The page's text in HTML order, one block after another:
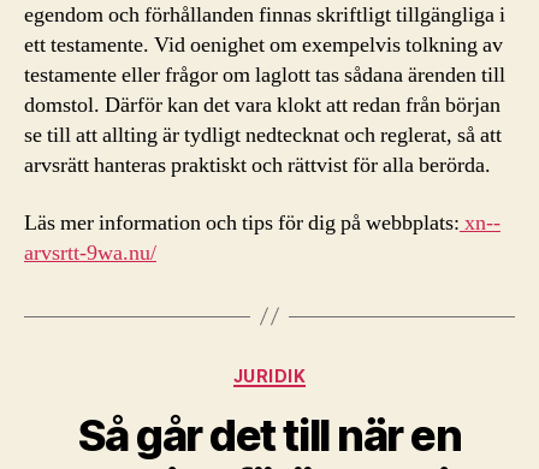
egendom och förhållanden finnas skriftligt tillgängliga i
ett testamente. Vid oenighet om exempelvis tolkning av
testamente eller frågor om laglott tas sådana ärenden till
domstol. Därför kan det vara klokt att redan från början
se till att allting är tydligt nedtecknat och reglerat, så att
arvsrätt hanteras praktiskt och rättvist för alla berörda.
Läs mer information och tips för dig på webbplats: xn--
arvsrtt-9wa.nu/
Kategorier
JURIDIK
Så går det till när en